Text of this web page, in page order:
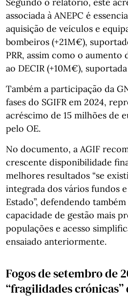
associada à ANEPC é
aquisição de veículos e
bombeiros (+21M€),
PRR, assim como o aumento
ao DECIR (+10M€),
Também a participação da
fases do SGIFR em 2024,
acréscimo de 15 milhões de
pelo OE.
No documento, a AGIF
crescente disponibilidade
melhores resultados “se
integrada dos vários fundos
Estado”, defendendo
capacidade de gestão mais
populações e acesso
ensaiado anteriormente.
Fogos de setembro de
“fragilidades crónicas”